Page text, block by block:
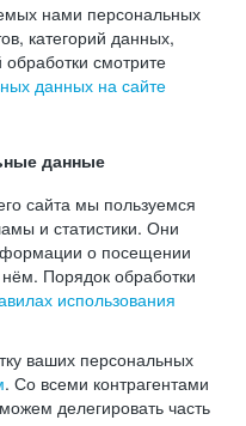
нами персональных
категорий данных,
смотрите
данных на сайте
данные
сайта мы пользуемся
и статистики. Они
о посещении
Порядок обработки
использования
ваших персональных
. Со всеми контрагентами
делегировать часть